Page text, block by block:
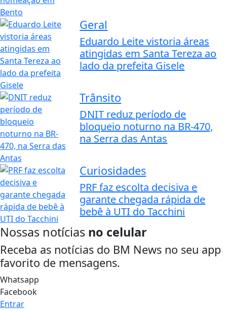
Geral
Eduardo Leite vistoria áreas
atingidas em Santa Tereza ao
lado da prefeita Gisele
Trânsito
DNIT reduz período de
bloqueio noturno na BR-470,
na Serra das Antas
Curiosidades
PRF faz escolta decisiva e
garante chegada rápida de
bebê à UTI do Tacchini
Nossas notícias no celular
Receba as notícias do BM News no seu app
favorito de mensagens.
Whatsapp
Facebook
Entrar